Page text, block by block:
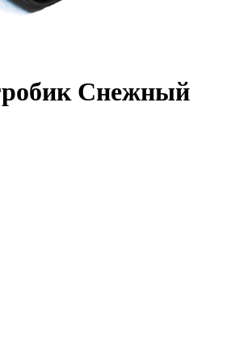
Снежный